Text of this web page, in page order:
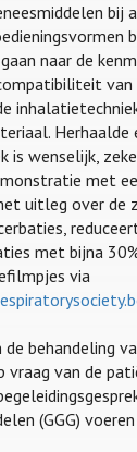
bij
naar de
is wenselijk,
met
uitleg over de
met bijna
via
behandeling
vraag van de
(GGG)